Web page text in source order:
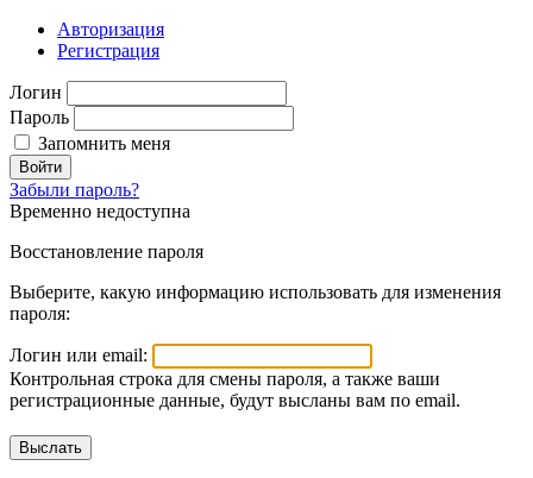
Авторизация
Регистрация
Логин
Пароль
Запомнить меня
Войти
Забыли пароль?
Временно недоступна
Восстановление пароля
Выберите, какую информацию использовать для изменения
пароля:
Логин или email:
Контрольная строка для смены пароля, а также ваши
регистрационные данные, будут высланы вам по email.